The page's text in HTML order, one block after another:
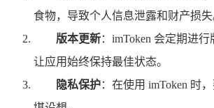
食物，导致个人信息泄露和财产损失
版本更新：imToken 会定期进
让应用始终保持最佳状态。
隐私保护：在使用 imToken 时